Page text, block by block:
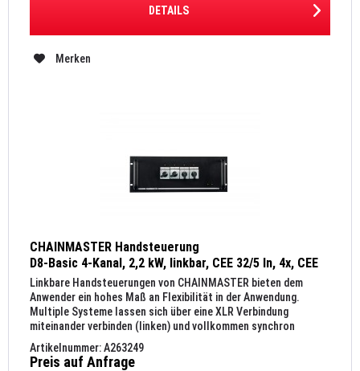
DETAILS
Merken
CHAINMASTER Handsteuerung
D8-Basic 4-Kanal, 2,2 kW, linkbar, CEE 32/5 In, 4x, CEE
16/4 Out, 19", 4 HE
Linkbare Handsteuerungen von CHAINMASTER bieten dem
Anwender ein hohes Maß an Flexibilität in der Anwendung.
Multiple Systeme lassen sich über eine XLR Verbindung
miteinander verbinden (linken) und vollkommen synchron
ansteuern. Gerade...
Artikelnummer: A263249
Preis auf Anfrage